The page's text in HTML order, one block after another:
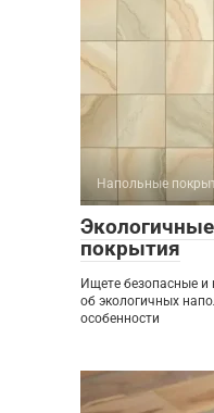
Напольные
покрытия
Ищете безопасные и
об экологичных
особенности